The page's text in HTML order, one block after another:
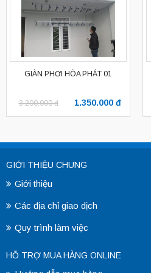
GIÀN PHƠI HÒA PHÁT 01
1.350.000 đ
3.200.000 đ
GIỚI THIỆU CHUNG
Giới thiệu
Các địa chỉ giao dịch
Quy trình làm việc
HỖ TRỢ MUA HÀNG ONLINE